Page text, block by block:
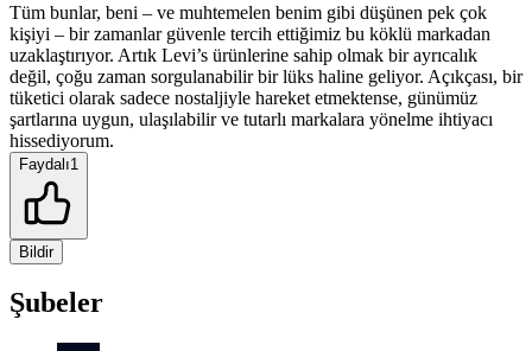
Tüm bunlar, beni – ve muhtemelen benim gibi düşünen pek çok
kişiyi – bir zamanlar güvenle tercih ettiğimiz bu köklü markadan
uzaklaştırıyor. Artık Levi’s ürünlerine sahip olmak bir ayrıcalık
değil, çoğu zaman sorgulanabilir bir lüks haline geliyor. Açıkçası, bir
tüketici olarak sadece nostaljiyle hareket etmektense, günümüz
şartlarına uygun, ulaşılabilir ve tutarlı markalara yönelme ihtiyacı
hissediyorum.
Faydalı1
Bildir
Şubeler